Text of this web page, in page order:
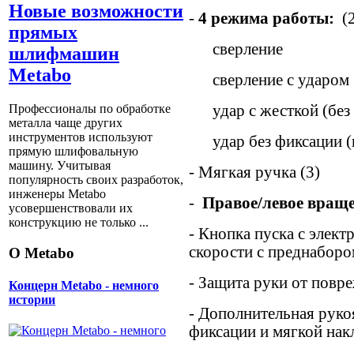
Новые возможности
прямых
шлифмашин
Metabo
Профессионалы по обработке
металла чаще других
инструментов используют
прямую шлифовальную
машину. Учитывая
популярность своих разработок,
инженеры Metabo
усовершенствовали их
конструкцию не только ...
О Metabo
Концерн Metabo - немного
истории
- 4 режима работы:
сверление
сверление с ударом
удар с жесткой (без
удар без фиксации
- Мягкая ручка (3)
- Правое/левое
- Кнопка пуска с
скорости с
- Защита руки от
- Дополнительная
фиксации и мягкой